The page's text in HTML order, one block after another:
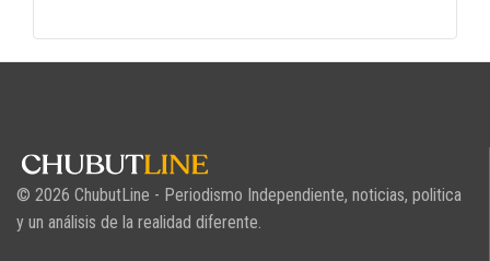
© 2026 ChubutLine - Periodismo Independiente, noticias, politica
y un análisis de la realidad diferente.